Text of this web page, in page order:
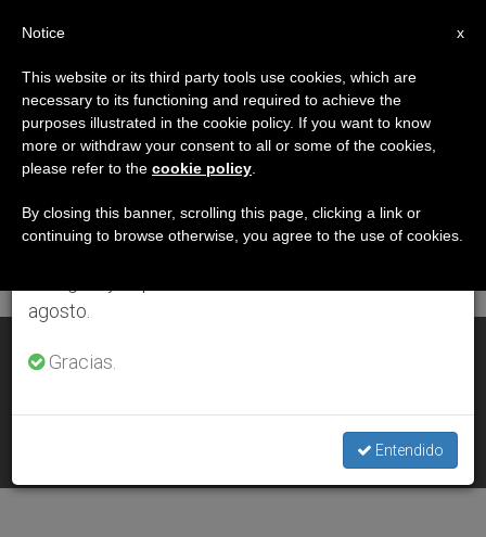
DÍA
Mayo 9th, 2003
ÚLTIMAS NOTICIAS
MAY 09, 2003 00:00
×
Aviso importante
Del 27 de julio al 7 de agosto haremos la pausa
anual, aprovechando que en el periodo de verano
se generan menos informaciones y también el
agosto.
Gracias.
Entendido
x
Notice
This website or its third party tools use cookies, which are
necessary to its functioning and required to achieve the
purposes illustrated in the cookie policy. If you want to know
more or withdraw your consent to all or some of the cookies,
please refer to the cookie policy
By closing this banner, scrolling this page, clicking a link or
continuing to browse otherwise, you agree to the use of cookies.